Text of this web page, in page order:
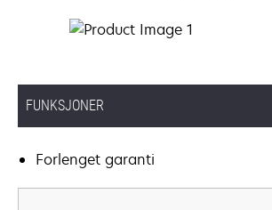
FUNKSJONER
Forlenget garanti